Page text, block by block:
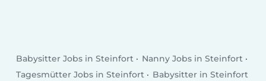
Babysitter Jobs in Steinfort
Nanny Jobs in Steinfort
Tagesmütter Jobs in Steinfort
Babysitter in Steinfort